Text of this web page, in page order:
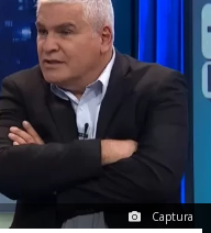
Captura